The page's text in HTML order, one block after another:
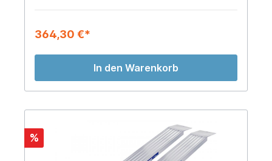
364,30 €*
In den Warenkorb
%